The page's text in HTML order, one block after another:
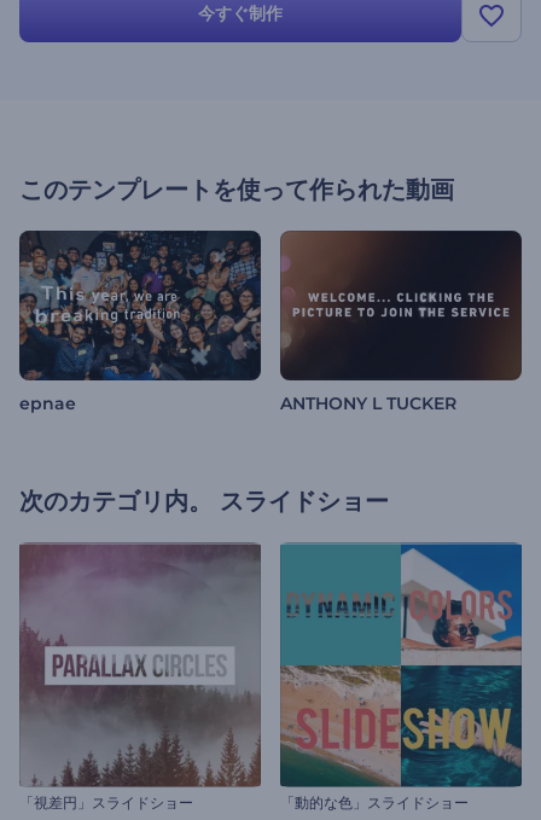
今すぐ制作
このテンプレートを使って作られた動画
epnae ANTHONY L TUCKER
次のカテゴリ内。 スライドショー
「視差円」スライドショー 「動的な色」スライドショー